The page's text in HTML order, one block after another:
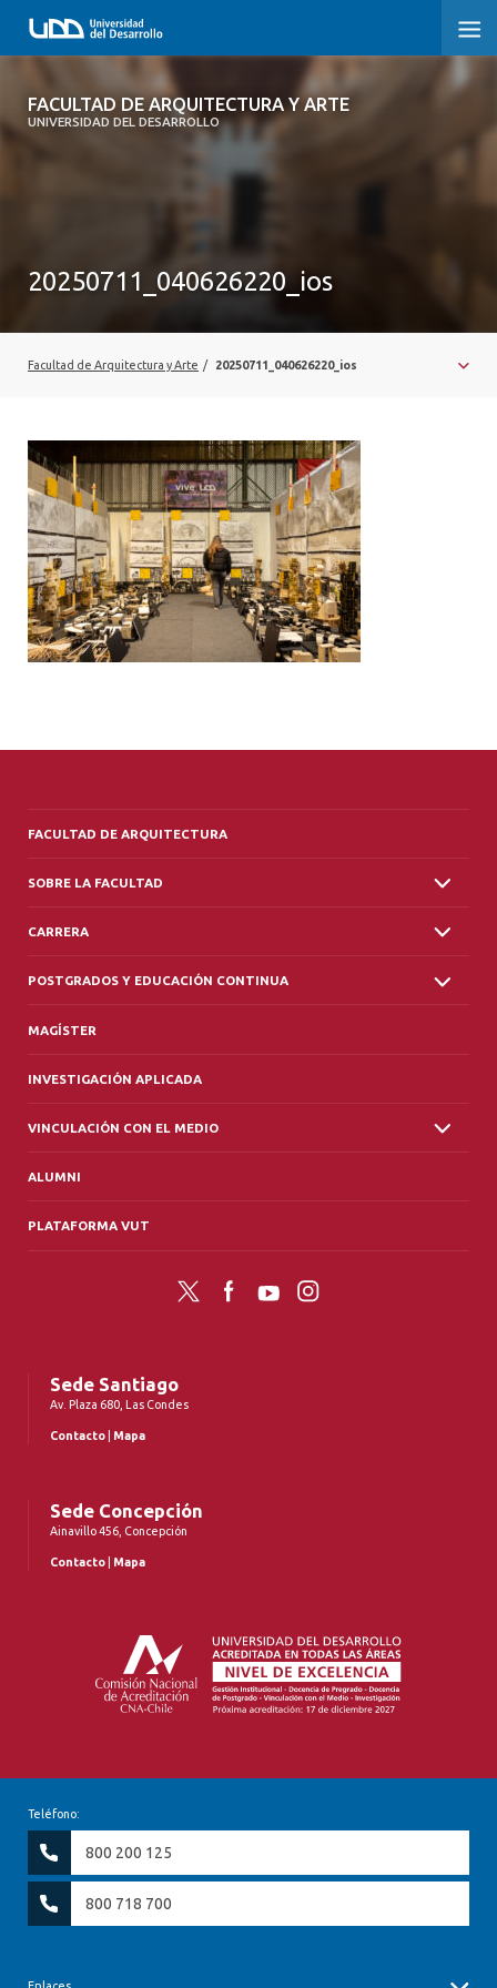
FACULTAD DE ARQUITECTURA Y ARTE
UNIVERSIDAD DEL DESARROLLO
FACULTAD DE ARQUITECTURA Y ARTE
VINCULACIÓN CON EL MEDIO
ALUMNI
PLATAFORMA VUT
20250711_040626220_ios
Facultad de Arquitectura y Arte / 20250711_040626220_ios
FACULTAD DE ARQUITECTURA
SOBRE LA FACULTAD
CARRERA
POSTGRADOS Y EDUCACIÓN CONTINUA
MAGÍSTER
INVESTIGACIÓN APLICADA
VINCULACIÓN CON EL MEDIO
ALUMNI
PLATAFORMA VUT
Twitter FacebookYouTubeInstagram
Sede Santiago
Av. Plaza 680, Las Condes
Contacto Mapa
Sede Concepción
Ainavillo 456, Concepción
Contacto Mapa
Teléfono:
800 200 125
800 718 700
Enlaces